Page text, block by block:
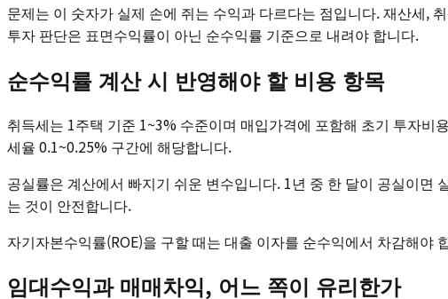
문제는 이 숫자가 실제 손에 쥐는 수익과 다르다는 점입니다. 재산세,
투자 판단은 표면수익률이 아닌 순수익률 기준으로 내려야 합니다.
순수익률 계산 시 반영해야 할 비용 항목
취득세는 1주택 기준 1~3% 수준이며 매입가격에 포함해 초기 투자비
세율 0.1~0.25% 구간에 해당합니다.
공실률은 계산에서 빠지기 쉬운 변수입니다. 1년 중 한 달이 공실이면
는 것이 안전합니다.
자기자본수익률(ROE)을 구할 때는 대출 이자를 순수익에서 차감해
임대수익과 매매차익, 어느 쪽이 유리한가